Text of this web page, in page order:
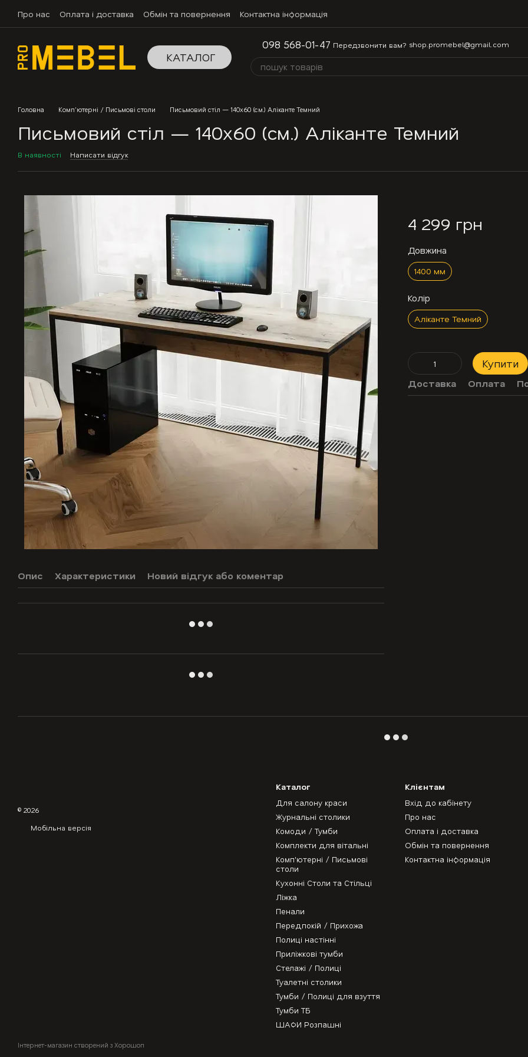
Про нас Оплата і доставка Обмін та повернення Контактна інформація
КАТАЛОГ
098 568-01-47 Передзвонити вам? shop.promebel@gmail.com
Головна Комп'ютерні / Письмові столи Письмовий стіл — 140х60 (см.) Аліканте Темний
Письмовий стіл — 140х60 (см.) Аліканте Темний
В наявності Написати відгук
Опис Характеристики Новий відгук або коментар
4 299 грн
Довжина
1400 мм
Колір
Аліканте Темний
Купити
Доставка Оплата
© 2026
Мобільна версія
Інтернет-магазин створений з Хорошоп
Каталог
Для салону краси
Журнальні столики
Комоди / Тумби
Комплекти для вітальні
Комп'ютерні / Письмові
столи
Кухонні Столи та Стільці
Ліжка
Пенали
Передпокій / Прихожа
Полиці настінні
Приліжкові тумби
Стелажі / Полиці
Туалетні столики
Тумби / Полиці для взуття
Тумби ТБ
ШАФИ Розпашні
Клієнтам
Вхід до кабінету
Про нас
Оплата і доставка
Обмін та повернення
Контактна інформація